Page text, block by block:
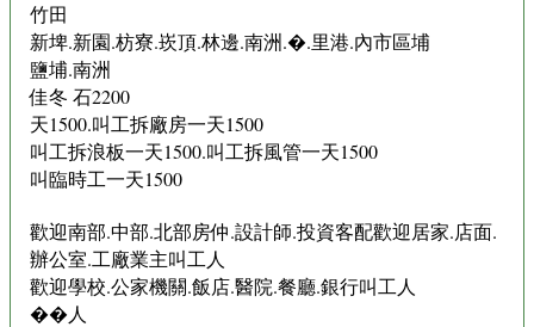
竹田
新埤.新園.枋寮.崁頂.林邊.南洲.�.里港.內市區埔
鹽埔.南洲
佳冬 石2200
天1500.叫工拆廠房一天1500
叫工拆浪板一天1500.叫工拆風管一天1500
叫臨時工一天1500
歡迎南部.中部.北部房仲.設計師.投資客配歡迎居家.店面.
辦公室.工廠業主叫工人
歡迎學校.公家機關.飯店.醫院.餐廳.銀行叫工人
��人